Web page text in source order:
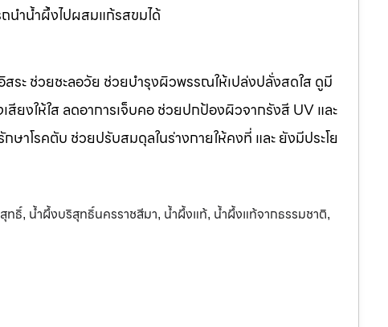
นำน้ำผึ้งไปผสมแก้รสขมได้
ระ ช่วยชะลอวัย ช่วยบำรุงผิวพรรณให้เปล่งปลั่งสดใส ดูมี
ยงให้ใส ลดอาการเจ็บคอ ช่วยปกป้องผิวจากรังสี UV และ
าโรคตับ ช่วยปรับสมดุลในร่างกายให้คงที่ และ ยังมีประโย
ทธิ์, น้ำผึ้งบริสุทธิ์นครราชสีมา, น้ำผึ้งแท้, น้ำผึ้งแท้จากธรรมชาติ,